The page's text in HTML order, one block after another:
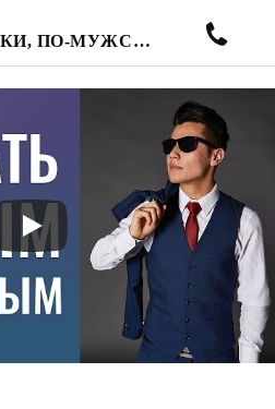
ДЕНЬГИ ПО-ЖЕНСКИ, ПО-МУЖСКИ, ПО-ВСЯКОМУ.))